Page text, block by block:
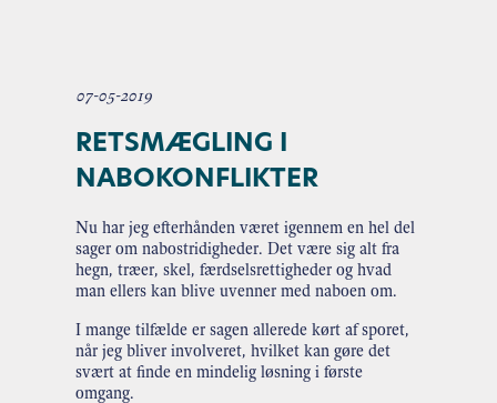
07-05-2019
RETSMÆGLING I
NABOKONFLIKTER
Nu har jeg efterhånden været igennem en hel del
sager om nabostridigheder. Det være sig alt fra
hegn, træer, skel, færdselsrettigheder og hvad
man ellers kan blive uvenner med naboen om.
I mange tilfælde er sagen allerede kørt af sporet,
når jeg bliver involveret, hvilket kan gøre det
svært at finde en mindelig løsning i første
omgang.